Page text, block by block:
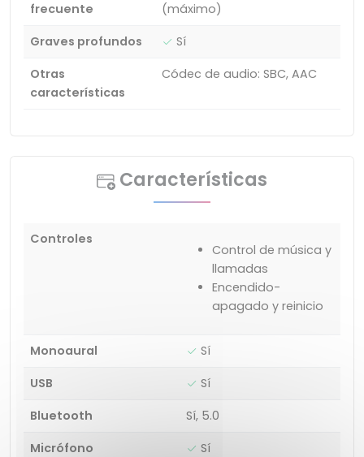
frecuente
(máximo)
Graves profundos
Sí
Otras
características
Códec de audio: SBC, AAC
Características
Controles
Control de música y
llamadas
Encendido-
apagado y reinicio
Monoaural
Sí
USB
Sí
Bluetooth
Sí, 5.0
Micrófono
Sí